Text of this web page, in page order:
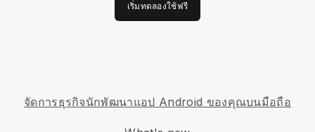
เริ่มทดลองใช้ฟรี
จัดการธุรกิจนักพัฒนาแอป Android ของคุณบนมือถือ